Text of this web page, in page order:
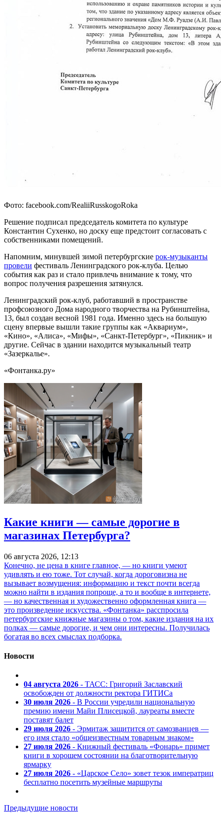
Фото: facebook.com/RealiiRusskogoRoka
Решение подписал председатель комитета по культуре
Константин Сухенко, но доску еще предстоит согласовать с
собственниками помещений.
Напомним, минувшей зимой петербургские рок-музыканты
провели фестиваль Ленинградского рок-клуба. Целью
события как раз и стало привлечь внимание к тому, что
вопрос получения разрешения затянулся.
Ленинградский рок-клуб, работавший в пространстве
профсоюзного Дома народного творчества на Рубинштейна,
13, был создан весной 1981 года. Именно здесь на большую
сцену впервые вышли такие группы как «Аквариум»,
«Кино», «Алиса», «Мифы», «Санкт-Петербург», «Пикник» и
другие. Сейчас в здании находится музыкальный театр
«Зазеркалье».
«Фонтанка.ру»
Какие книги — самые дорогие в
магазинах Петербурга?
06 августа 2026, 12:13
Конечно, не цена в книге главное, — но книги умеют
удивлять и ею тоже. Тот случай, когда дороговизна не
вызывает возмущения: информацию и текст почти всегда
можно найти в издания попроще, а то и вообще в интернете,
— но качественная и художественно оформленная книга —
это произведение искусства. «Фонтанка» расспросила
петербургские книжные магазины о том, какие издания на их
полках — самые дорогие, и чем они интересны. Получилась
богатая во всех смыслах подборка.
Новости
04 августа 2026 - ТАСС: Григорий Заславский
освобожден от должности ректора ГИТИСа
30 июля 2026 - В России учредили национальную
премию имени Майи Плисецкой, лауреаты вместе
поставят балет
29 июля 2026 - Эрмитаж защитится от самозванцев —
его имя стало «общеизвестным товарным знаком»
27 июля 2026 - Книжный фестиваль «Фонарь» примет
книги в хорошем состоянии на благотворительную
ярмарку
27 июля 2026 - «Царское Село» зовет тезок императриц
бесплатно посетить музейные маршруты
Предыдущие новости